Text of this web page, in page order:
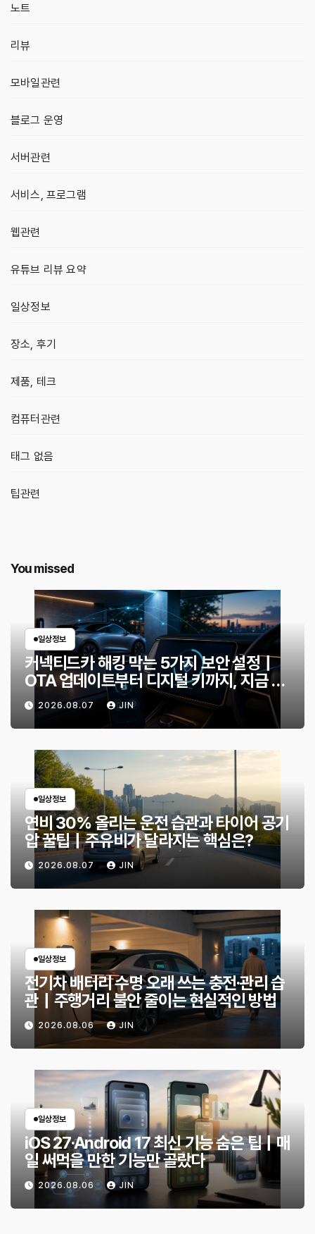
노트
리뷰
모바일관련
블로그 운영
서버관련
서비스, 프로그램
웹관련
유튜브 리뷰 요약
일상정보
장소, 후기
제품, 테크
컴퓨터관련
태그 없음
팁관련
You missed
일상정보
커넥티드카 해킹 막는 5가지 보안 설정｜
OTA 업데이트부터 디지털 키까지, 지금 확
인할 것은?
2026.08.07 JIN
일상정보
연비 30% 올리는 운전 습관과 타이어 공기
압 꿀팁｜주유비가 달라지는 핵심은?
2026.08.07 JIN
일상정보
전기차 배터리 수명 오래 쓰는 충전·관리 습
관｜주행거리 불안 줄이는 현실적인 방법
2026.08.06 JIN
일상정보
iOS 27·Android 17 최신 기능 숨은 팁｜매
일 써먹을 만한 기능만 골랐다
2026.08.06 JIN